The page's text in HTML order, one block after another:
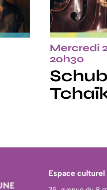
Mercredi
20h30
Espace